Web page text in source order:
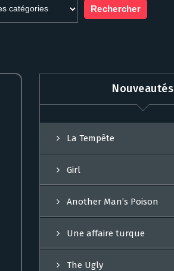
Nouveautés
La Tempête
Girl
Another Man’s Poison
Une affaire turque
The Ugly